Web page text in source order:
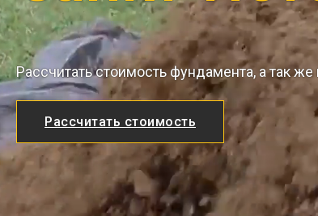
Рассчитать стоимость фундамента, а так
Рассчитать стоимость